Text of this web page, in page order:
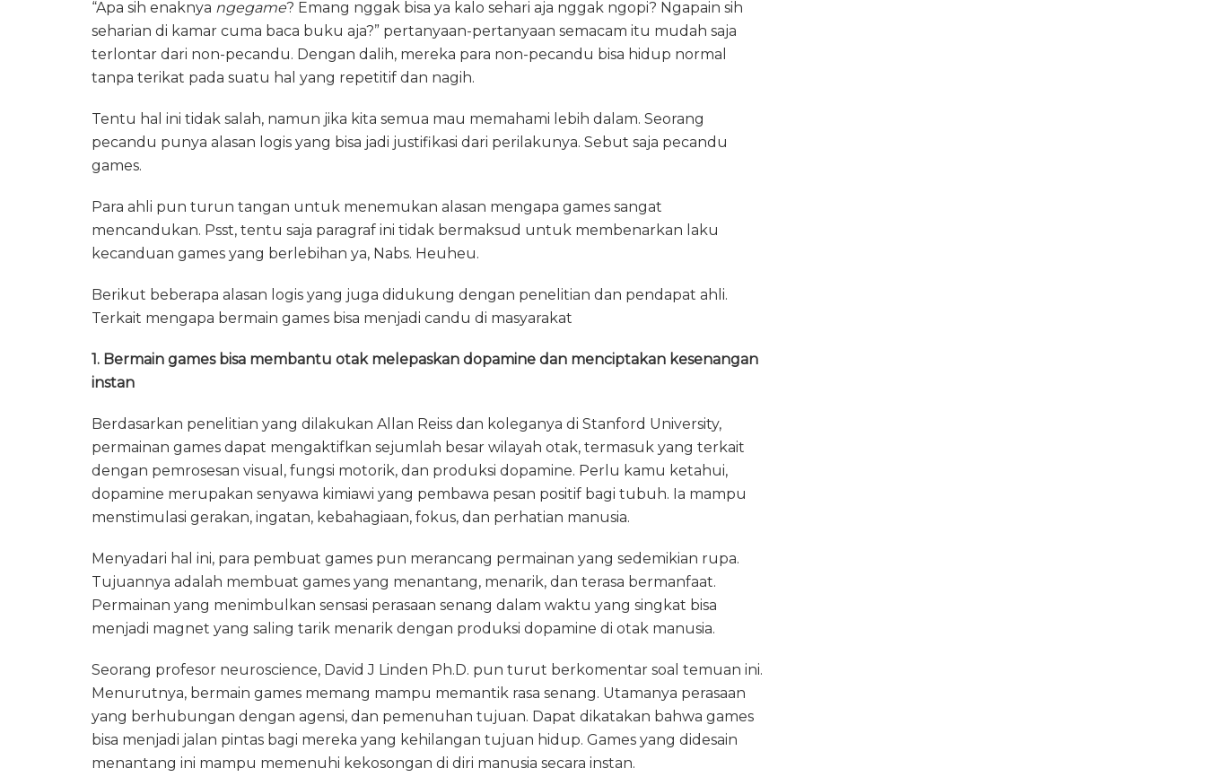
“Apa sih enaknya ngegame? Emang nggak bisa ya kalo sehari aja nggak ngopi? Ngapain sih
seharian di kamar cuma baca buku aja?” pertanyaan-pertanyaan semacam itu mudah saja
terlontar dari non-pecandu. Dengan dalih, mereka para non-pecandu bisa hidup normal
tanpa terikat pada suatu hal yang repetitif dan nagih.
Tentu hal ini tidak salah, namun jika kita semua mau memahami lebih dalam. Seorang
pecandu punya alasan logis yang bisa jadi justifikasi dari perilakunya. Sebut saja pecandu
games.
Para ahli pun turun tangan untuk menemukan alasan mengapa games sangat
mencandukan. Psst, tentu saja paragraf ini tidak bermaksud untuk membenarkan laku
kecanduan games yang berlebihan ya, Nabs. Heuheu.
Berikut beberapa alasan logis yang juga didukung dengan penelitian dan pendapat ahli.
Terkait mengapa bermain games bisa menjadi candu di masyarakat
1. Bermain games bisa membantu otak melepaskan dopamine dan menciptakan kesenangan
instan
Berdasarkan penelitian yang dilakukan Allan Reiss dan koleganya di Stanford University,
permainan games dapat mengaktifkan sejumlah besar wilayah otak, termasuk yang terkait
dengan pemrosesan visual, fungsi motorik, dan produksi dopamine. Perlu kamu ketahui,
dopamine merupakan senyawa kimiawi yang pembawa pesan positif bagi tubuh. Ia mampu
menstimulasi gerakan, ingatan, kebahagiaan, fokus, dan perhatian manusia.
Menyadari hal ini, para pembuat games pun merancang permainan yang sedemikian rupa.
Tujuannya adalah membuat games yang menantang, menarik, dan terasa bermanfaat.
Permainan yang menimbulkan sensasi perasaan senang dalam waktu yang singkat bisa
menjadi magnet yang saling tarik menarik dengan produksi dopamine di otak manusia.
Seorang profesor neuroscience, David J Linden Ph.D. pun turut berkomentar soal temuan ini.
Menurutnya, bermain games memang mampu memantik rasa senang. Utamanya perasaan
yang berhubungan dengan agensi, dan pemenuhan tujuan. Dapat dikatakan bahwa games
bisa menjadi jalan pintas bagi mereka yang kehilangan tujuan hidup. Games yang didesain
menantang ini mampu memenuhi kekosongan di diri manusia secara instan.